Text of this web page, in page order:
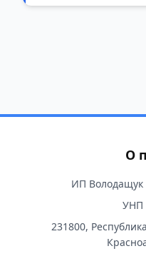
О
ИП Володащук
УНП
231800,